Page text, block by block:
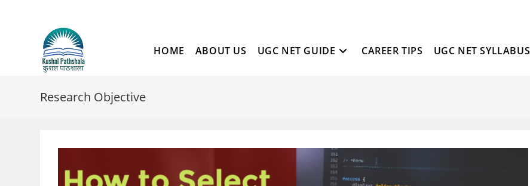
HOME ABOUT US UGC NET GUIDE CAREER TIPS UGC NET SYLLABUS
Research Objective